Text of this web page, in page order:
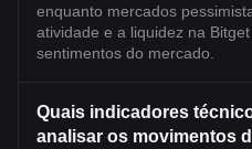
enquanto mercados
atividade e a liquidez na
sentimentos do mercado.
Quais indicadores
analisar os movimentos